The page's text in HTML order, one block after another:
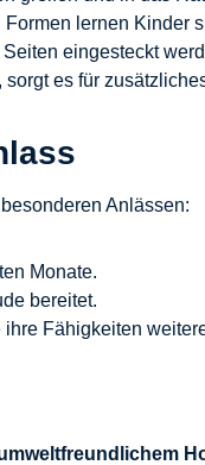
lernen Kinder
eingesteckt
es für
Anlässen:
Monate.
bereitet.
Fähigkeiten